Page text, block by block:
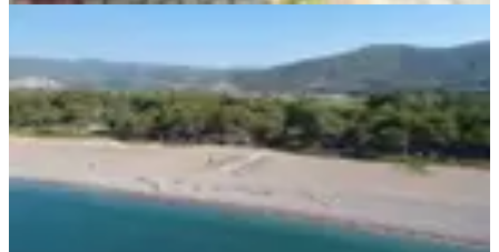
Doğa Dostu'ndan Gümüldür Denize
Sıfır Site İçi Kiralık Villa
İzmir, Menderes
3+1·125 m²·29.04.2026
60.000 ₺